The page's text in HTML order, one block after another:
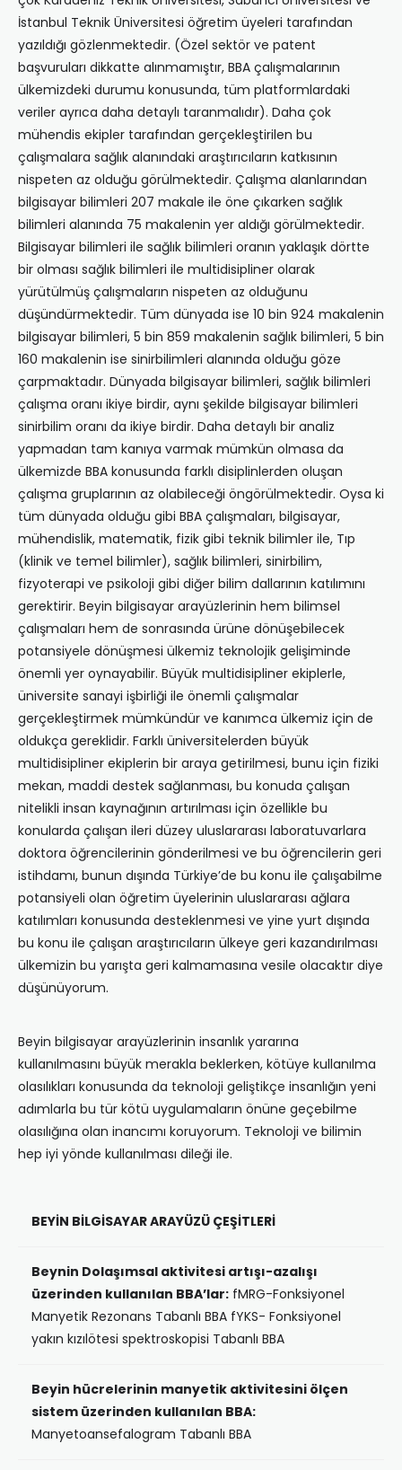
İstanbul Teknik Üniversitesi öğretim üyeleri tarafından
yazıldığı gözlenmektedir. (Özel sektör ve patent
başvuruları dikkatte alınmamıştır, BBA çalışmalarının
ülkemizdeki durumu konusunda, tüm platformlardaki
veriler ayrıca daha detaylı taranmalıdır). Daha çok
mühendis ekipler tarafından gerçekleştirilen bu
çalışmalara sağlık alanındaki araştırıcıların katkısının
nispeten az olduğu görülmektedir. Çalışma alanlarından
bilgisayar bilimleri 207 makale ile öne çıkarken sağlık
bilimleri alanında 75 makalenin yer aldığı görülmektedir.
Bilgisayar bilimleri ile sağlık bilimleri oranın yaklaşık dörtte
bir olması sağlık bilimleri ile multidisipliner olarak
yürütülmüş çalışmaların nispeten az olduğunu
düşündürmektedir. Tüm dünyada ise 10 bin 924 makalenin
bilgisayar bilimleri, 5 bin 859 makalenin sağlık bilimleri, 5 bin
160 makalenin ise sinirbilimleri alanında olduğu göze
çarpmaktadır. Dünyada bilgisayar bilimleri, sağlık bilimleri
çalışma oranı ikiye birdir, aynı şekilde bilgisayar bilimleri
sinirbilim oranı da ikiye birdir. Daha detaylı bir analiz
yapmadan tam kanıya varmak mümkün olmasa da
ülkemizde BBA konusunda farklı disiplinlerden oluşan
çalışma gruplarının az olabileceği öngörülmektedir. Oysa ki
tüm dünyada olduğu gibi BBA çalışmaları, bilgisayar,
mühendislik, matematik, fizik gibi teknik bilimler ile, Tıp
(klinik ve temel bilimler), sağlık bilimleri, sinirbilim,
fizyoterapi ve psikoloji gibi diğer bilim dallarının katılımını
gerektirir. Beyin bilgisayar arayüzlerinin hem bilimsel
çalışmaları hem de sonrasında ürüne dönüşebilecek
potansiyele dönüşmesi ülkemiz teknolojik gelişiminde
önemli yer oynayabilir. Büyük multidisipliner ekiplerle,
üniversite sanayi işbirliği ile önemli çalışmalar
gerçekleştirmek mümkündür ve kanımca ülkemiz için de
oldukça gereklidir. Farklı üniversitelerden büyük
multidisipliner ekiplerin bir araya getirilmesi, bunu için fiziki
mekan, maddi destek sağlanması, bu konuda çalışan
nitelikli insan kaynağının artırılması için özellikle bu
konularda çalışan ileri düzey uluslararası laboratuvarlara
doktora öğrencilerinin gönderilmesi ve bu öğrencilerin geri
istihdamı, bunun dışında Türkiye’de bu konu ile çalışabilme
potansiyeli olan öğretim üyelerinin uluslararası ağlara
katılımları konusunda desteklenmesi ve yine yurt dışında
bu konu ile çalışan araştırıcıların ülkeye geri kazandırılması
ülkemizin bu yarışta geri kalmamasına vesile olacaktır diye
düşünüyorum.
Beyin bilgisayar arayüzlerinin insanlık yararına
kullanılmasını büyük merakla beklerken, kötüye kullanılma
olasılıkları konusunda da teknoloji geliştikçe insanlığın yeni
adımlarla bu tür kötü uygulamaların önüne geçebilme
olasılığına olan inancımı koruyorum. Teknoloji ve bilimin
hep iyi yönde kullanılması dileği ile.
BEYİN BİLGİSAYAR ARAYÜZÜ ÇEŞİTLERİ
Beynin Dolaşımsal aktivitesi artışı-azalışı
üzerinden kullanılan BBA’lar: fMRG-Fonksiyonel
Manyetik Rezonans Tabanlı BBA fYKS- Fonksiyonel
yakın kızılötesi spektroskopisi Tabanlı BBA
Beyin hücrelerinin manyetik aktivitesini ölçen
sistem üzerinden kullanılan BBA:
Manyetoansefalogram Tabanlı BBA